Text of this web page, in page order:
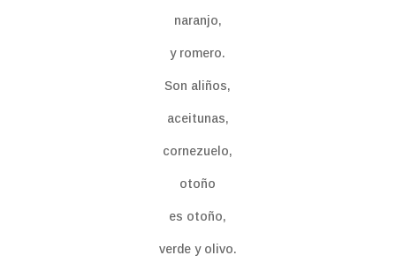
naranjo,
y romero.
Son aliños,
aceitunas,
cornezuelo,
otoño
es otoño,
verde y olivo.